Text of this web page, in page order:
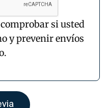
si usted
y prevenir envíos